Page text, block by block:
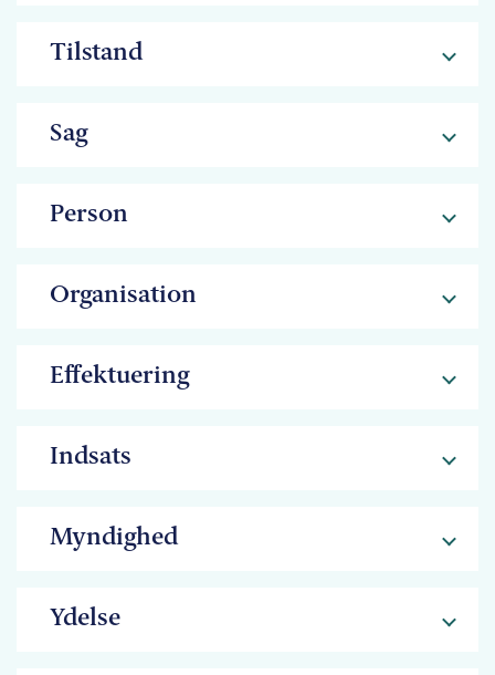
Tilstand
Sag
Person
Organisation
Effektuering
Indsats
Myndighed
Ydelse